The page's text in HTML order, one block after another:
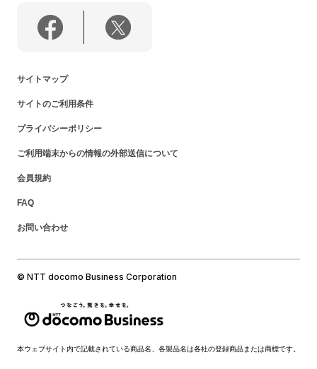
サイトマップ
サイトのご利用条件
プライバシーポリシー
ご利用端末からの情報の外部送信について
会員規約
FAQ
お問い合わせ
© NTT docomo Business Corporation
本ウェブサイト内で記載されている商品名、各製品名は各社の登録商品または商標です。